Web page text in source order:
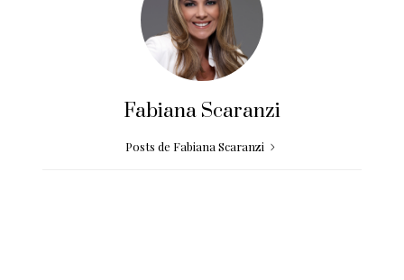
Fabiana Scaranzi
Posts de Fabiana Scaranzi